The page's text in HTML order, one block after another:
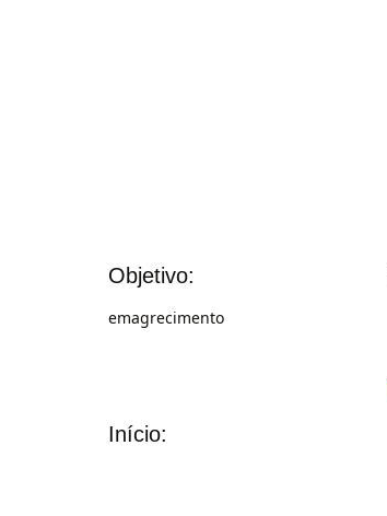
Objetivo:
emagrecimento
Início: